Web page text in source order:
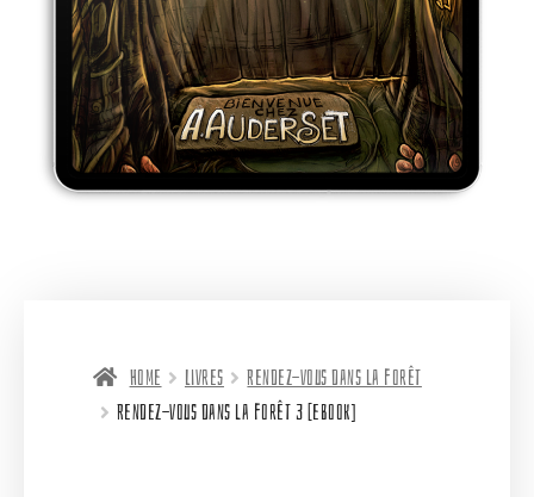
Home Livres
Rendez-vous dans la forêt
Rendez-vous dans la forêt 3 [eBook]